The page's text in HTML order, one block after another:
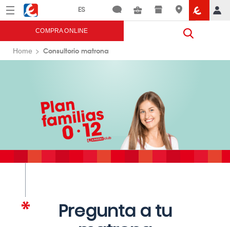
Menú Eroski
COMPRA ONLINE
Home Consultorio matrona
Pregunta a tu